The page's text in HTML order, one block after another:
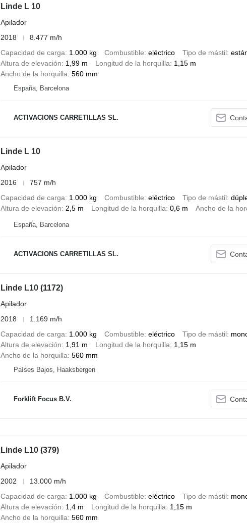
Linde L 10
Apilador
2018
8.477 m/h
Capacidad de carga 1.000 kg Combustible eléctrico Tipo de mástil
Altura de elevación
1,99 m Longitud de la horquilla 1,15 m
Ancho de la horquilla 560 mm
España, Barcelona
ACTIVACIONS CARRETILLAS SL.
Linde L 10
Apilador
2016
757 m/h
Capacidad de carga 1.000 kg Combustible eléctrico Tipo de mástil
Altura de elevación 2,5 m Longitud de la horquilla 0,6 m Ancho de la
España, Barcelona
ACTIVACIONS CARRETILLAS SL.
Linde L10 (1172)
Apilador
2018
1.169 m/h
Capacidad de carga 1.000 kg Combustible eléctrico Tipo de mástil
Altura de elevación
1,91 m Longitud de la horquilla 1,15 m
Ancho de la horquilla 560 mm
Países Bajos, Haaksbergen
Forklift Focus B.V.
Linde L10 (379)
Apilador
2002
13.000 m/h
Capacidad de carga
1.000 kg Combustible eléctrico Tipo de mástil
Altura de elevación
1,4 m Longitud de la horquilla
1,15 m
Ancho de la horquilla 560 mm